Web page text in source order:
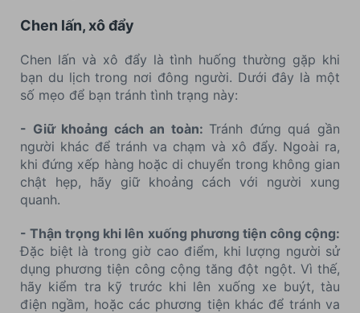
Chen lấn, xô đẩy
Chen lấn và xô đẩy là tình huống thường gặp khi
bạn du lịch trong nơi đông người. Dưới đây là một
số mẹo để bạn tránh tình trạng này:
- Giữ khoảng cách an toàn: Tránh đứng quá gần
người khác để tránh va chạm và xô đẩy. Ngoài ra,
khi đứng xếp hàng hoặc di chuyển trong không gian
chật hẹp, hãy giữ khoảng cách với người xung
quanh.
- Thận trọng khi lên xuống phương tiện công cộng:
Đặc biệt là trong giờ cao điểm, khi lượng người sử
dụng phương tiện công cộng tăng đột ngột. Vì thế,
hãy kiểm tra kỹ trước khi lên xuống xe buýt, tàu
điện ngầm, hoặc các phương tiện khác để tránh va